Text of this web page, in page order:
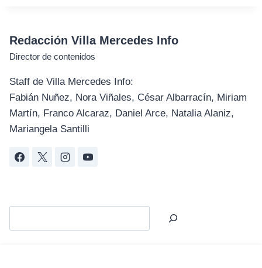
Redacción Villa Mercedes Info
Director de contenidos
Staff de Villa Mercedes Info:
Fabián Nuñez, Nora Viñales, César Albarracín, Miriam
Martín, Franco Alcaraz, Daniel Arce, Natalia Alaniz,
Mariangela Santilli